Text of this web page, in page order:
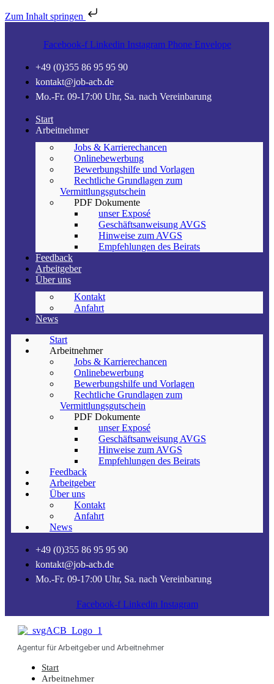
Zum Inhalt springen
Facebook-f Linkedin Instagram Phone Envelope
+49 (0)355 86 95 95 90
kontakt@job-acb.de
Mo.-Fr. 09-17:00 Uhr, Sa. nach Vereinbarung
Start
Arbeitnehmer
Jobs & Karrierechancen
Onlinebewerbung
Bewerbungshilfe und Vorlagen
Rechtliche Grundlagen zum
Vermittlungsgutschein
PDF Dokumente
unser Exposé
Geschäftsanweisung AVGS
Hinweise zum AVGS
Empfehlungen des Beirats
Feedback
Arbeitgeber
Über uns
Kontakt
Anfahrt
News
Start
Arbeitnehmer
Jobs & Karrierechancen
Onlinebewerbung
Bewerbungshilfe und Vorlagen
Rechtliche Grundlagen zum
Vermittlungsgutschein
PDF Dokumente
unser Exposé
Geschäftsanweisung AVGS
Hinweise zum AVGS
Empfehlungen des Beirats
Feedback
Arbeitgeber
Über uns
Kontakt
Anfahrt
News
+49 (0)355 86 95 95 90
kontakt@job-acb.de
Mo.-Fr. 09-17:00 Uhr, Sa. nach Vereinbarung
Facebook-f Linkedin Instagram
Agentur für Arbeitgeber und Arbeitnehmer
Start
Arbeitnehmer